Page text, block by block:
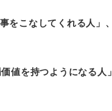
をこなしてくれる人」、
値を持つようになる人」